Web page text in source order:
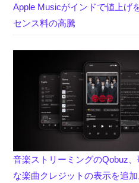
Apple Musicがインドで値上げ
センス料の高騰
音楽ストリーミングのQobuz
な楽曲クレジットの表示を追